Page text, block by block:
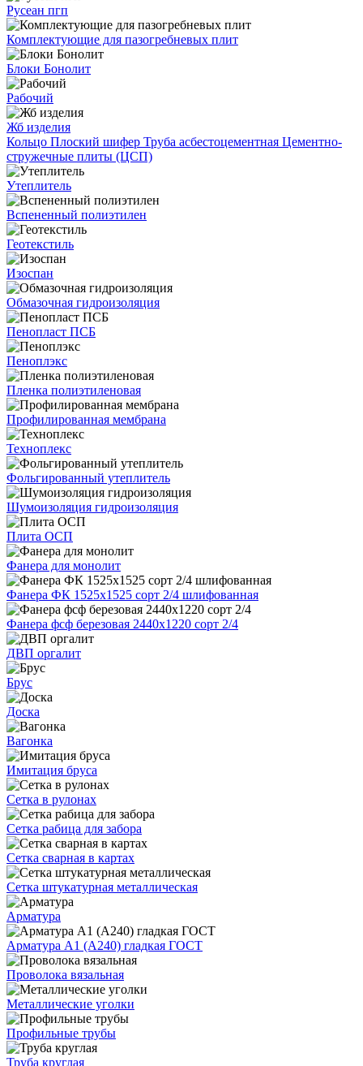
Русеан пгп
Комплектующие для пазогребневых плит
Блоки Бонолит
Рабочий
Жб изделия
Кольцо Плоский шифер Труба асбестоцементная Цементно-
стружечные плиты (ЦСП)
Утеплитель
Вспененный полиэтилен
Геотекстиль
Изоспан
Обмазочная гидроизоляция
Пенопласт ПСБ
Пеноплэкс
Пленка полиэтиленовая
Профилированная мембрана
Техноплекс
Фольгированный утеплитель
Шумоизоляция гидроизоляция
Плита ОСП
Фанера для монолит
Фанера ФК 1525х1525 сорт 2/4 шлифованная
Фанера фсф березовая 2440х1220 сорт 2/4
ДВП оргалит
Брус
Доска
Вагонка
Имитация бруса
Сетка в рулонах
Сетка рабица для забора
Сетка сварная в картах
Сетка штукатурная металлическая
Арматура
Арматура А1 (А240) гладкая ГОСТ
Проволока вязальная
Металлические уголки
Профильные трубы
Труба круглая